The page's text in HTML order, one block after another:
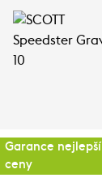
Garance nejlepší
ceny